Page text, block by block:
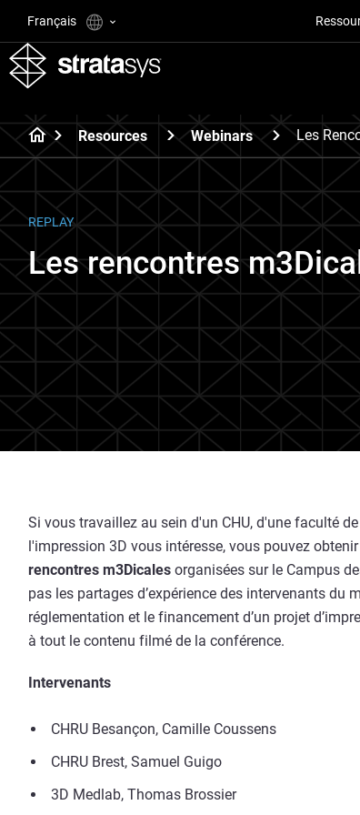
Français
Resources Webinars Les
REPLAY
Les rencontres
Si vous travaillez au sein d'un CHU, d'une faculté
l'impression 3D vous intéresse, vous pouvez
rencontres m3Dicales organisées sur le Campus
pas les partages d’expérience des intervenants
réglementation et le financement d’un projet
à tout le contenu filmé de la conférence.
Intervenants
CHRU Besançon, Camille Coussens
CHRU Brest, Samuel Guigo
3D Medlab, Thomas Brossier